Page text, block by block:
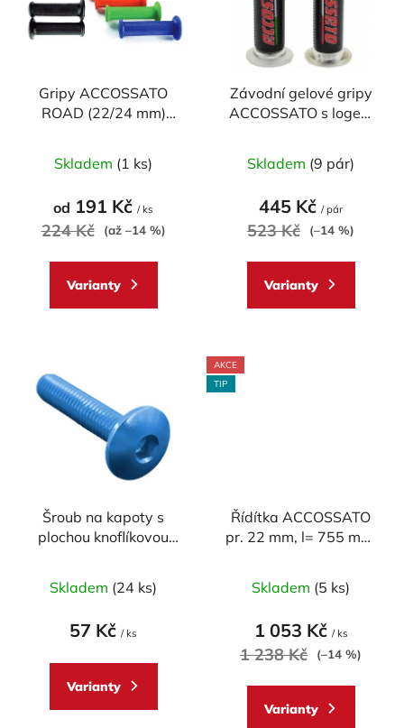
Gripy ACCOSSATO
ROAD (22/24 mm)
hodnocení
produktu
5
Skladem (1 ks)
od 191 Kč / ks
224 Kč (až –14 %)
Varianty
Závodní gelové gripy
ACCOSSATO s logem
hodnocení
produktu
5
Skladem (9 pár)
445 Kč / pár
523 Kč (–14 %)
Varianty
Šroub na kapoty s
plochou knoflíkovou
Skladem (24 ks)
57 Kč / ks
Varianty
AKCE
TIP
Řídítka ACCOSSATO
pr. 22 mm, l= 755 mm,
hodnocení
produktu
je
5
Skladem (5 ks)
1 053 Kč / ks
1 238 Kč (–14 %)
Varianty